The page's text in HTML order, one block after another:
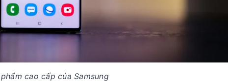
cao cấp của Samsung